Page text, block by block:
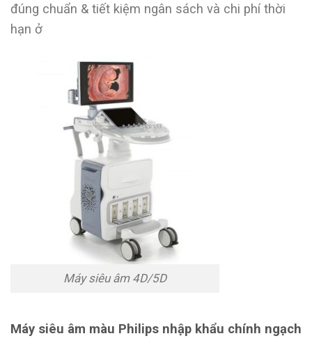
đúng chuẩn & tiết kiệm ngân sách và chi phí thời
hạn ở
Máy siêu âm 4D/5D
Máy siêu âm màu Philips nhập khẩu chính ngạch